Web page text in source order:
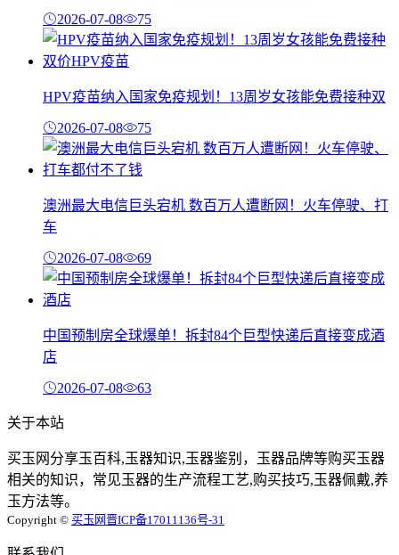
2026-07-08 75
HPV疫苗纳入国家免疫规划！13周岁女孩能免费接种双
2026-07-08 75
澳洲最大电信巨头宕机 数百万人遭断网！火车停驶、打
车
2026-07-08 69
中国预制房全球爆单！拆封84个巨型快递后直接变成酒
店
2026-07-08 63
关于本站
买玉网分享玉百科,玉器知识,玉器鉴别，玉器品牌等购买玉器
相关的知识，常见玉器的生产流程工艺,购买技巧,玉器佩戴,养
玉方法等。
Copyright © 买玉网晋ICP备17011136号-31